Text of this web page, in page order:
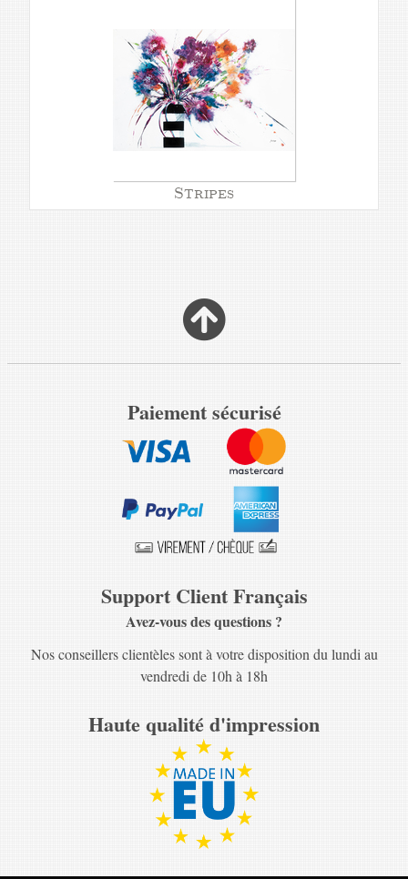
Stripes
Paiement sécurisé
Support Client Français
Avez-vous des questions ?
Nos conseillers clientèles sont à votre disposition du lundi au
vendredi de 10h à 18h
Haute qualité d'impression